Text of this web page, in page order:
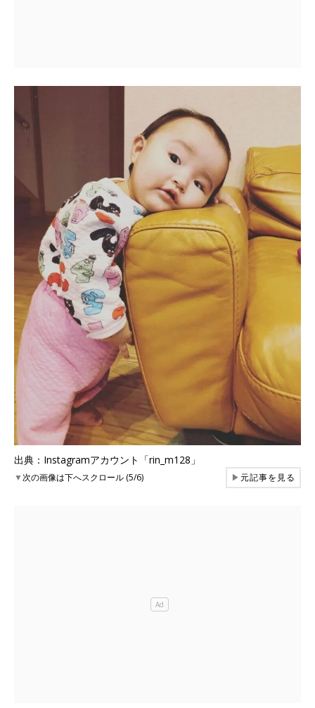
出典：Instagramアカウント「rin_m128」
▼次の画像は下へスクロール (5/6) ▶元記事を見る